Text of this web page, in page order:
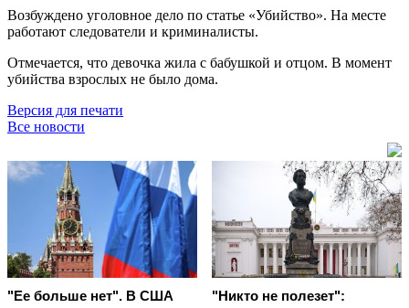
Возбуждено уголовное дело по статье «Убийство». На месте
работают следователи и криминалисты.
Отмечается, что девочка жила с бабушкой и отцом. В момент
убийства взрослых не было дома.
Версия для печати
Все новости
"Ее больше нет". В США
"Никто не полезет":